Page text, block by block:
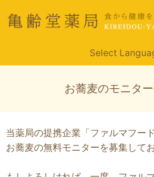
Select
お蕎麦のモニタ
当薬局の提携企業「ファルマフー
お蕎麦の無料モニターを募集してお